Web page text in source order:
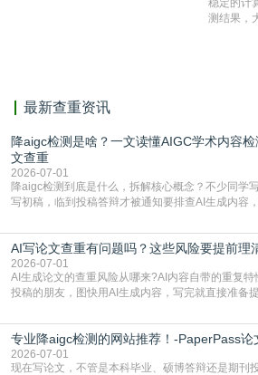
准确率高
稳定的计
测结果，
最新查重资讯
降aigc检测是啥？一文读懂AIGC学术内容
文查重
2026-07-01
降aigc检测到底是什么，拆解核心概念？不少同学
写初稿，临到投稿答辩才被通知要排查AI生成内容
怕是已经入行的科研人员，不少人也搞不清降aigc
准。其实，降aigc检测是伴随AIGC工具在学术领
了满足现在高校、期刊对AI生
AI写论文查重有问题吗？这些风险要提前理
2026-07-01
AI生成论文的查重风险从哪来?AI内容自带的重复
投稿的朋友，图快用AI生成内容，写完就直接准备
自带不可忽视的查重风险。AI训练依赖海量公开的
于训练数据的概率拼接，不是从零开始的原创创作
有的高频公共表述，甚至直接拼接已经公开
专业降aigc检测的网站推荐！-PaperPass论
2026-07-01
现在写论文，不管是本科毕业、硕博答辩还是期刊